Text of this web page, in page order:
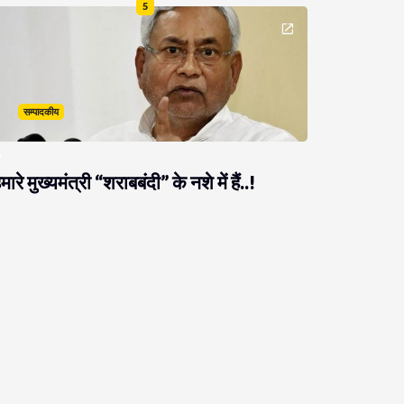
5
सम्पादकीय
मुख्यमंत्री “शराबबंदी” के नशे में हैं..!